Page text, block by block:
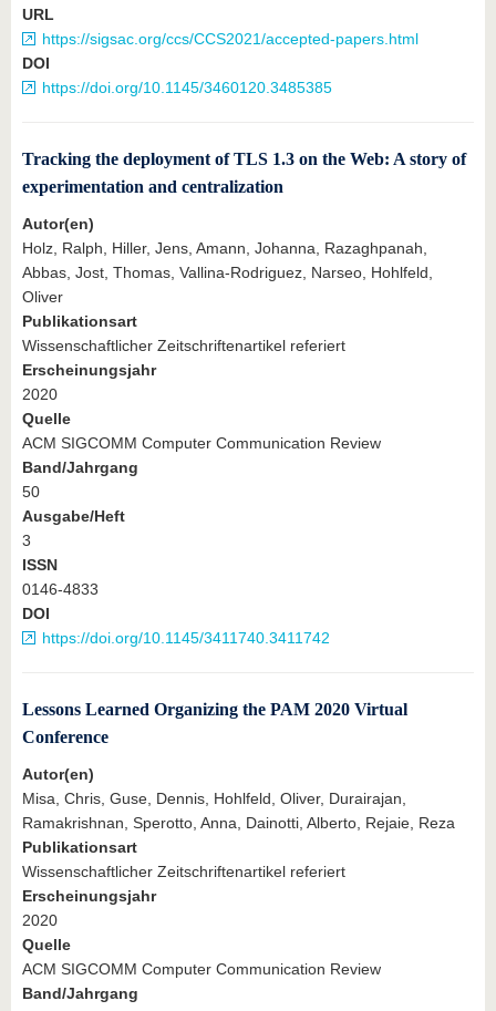
URL
https://sigsac.org/ccs/CCS2021/accepted-papers.html
DOI
https://doi.org/10.1145/3460120.3485385
Tracking the deployment of TLS 1.3 on the Web: A story of
experimentation and centralization
Autor(en)
Holz, Ralph, Hiller, Jens, Amann, Johanna, Razaghpanah,
Abbas, Jost, Thomas, Vallina-Rodriguez, Narseo, Hohlfeld,
Oliver
Publikationsart
Wissenschaftlicher Zeitschriftenartikel referiert
Erscheinungsjahr
2020
Quelle
ACM SIGCOMM Computer Communication Review
Band/Jahrgang
50
Ausgabe/Heft
3
ISSN
0146-4833
DOI
https://doi.org/10.1145/3411740.3411742
Lessons Learned Organizing the PAM 2020 Virtual
Conference
Autor(en)
Misa, Chris, Guse, Dennis, Hohlfeld, Oliver, Durairajan,
Ramakrishnan, Sperotto, Anna, Dainotti, Alberto, Rejaie, Reza
Publikationsart
Wissenschaftlicher Zeitschriftenartikel referiert
Erscheinungsjahr
2020
Quelle
ACM SIGCOMM Computer Communication Review
Band/Jahrgang